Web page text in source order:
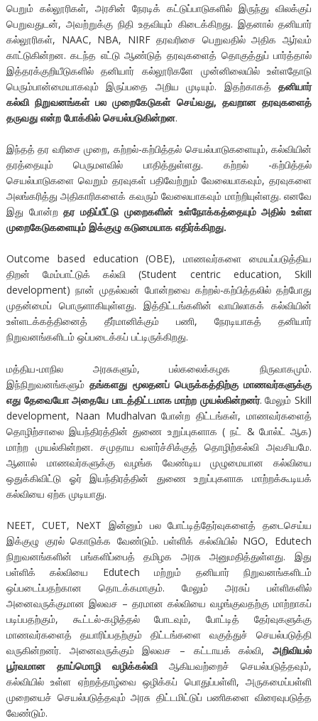
பெறும் கல்லூரிகள், அரசின் நேரடிக் கட்டுப்பாடுகளில் இருந்து விலக்குப்
பெறுவதுடன், அவற்றுக்கு நிதி உதவியும் கிடைக்கிறது. இதனால் தனியார்
கல்லூரிகள், NAAC, NBA, NIRF தரவரிசை பெறுவதில் அதிக ஆர்வம்
காட்டுகின்றன. கடந்த எட்டு ஆண்டுத் தரவுகளைத் தொகுத்துப் பார்த்தால்
இத்தரக்குறியீடுகளில் தனியார் கல்லூரிகளே முன்னிலையில் உள்ளதோடு
பெரும்பான்மையாகவும் இருப்பதை அறிய முடியும். இதற்காகத்தனியார்
கல்வி நிறுவனங்கள் பல முறைகேடுகள் செய்வது, தவறான தரவுகளைத்
தருவது என்ற போக்கில் செயல்படுகின்றன.
இந்தத் தர வரிசை முறை, கற்றல்-கற்பித்தல் செயல்பாடுகளையும், கல்வியின்
தரத்தையும் பெருமளவில் பாதித்துள்ளது. கற்றல் -கற்பித்தல்
செயல்பாடுகளை வெறும் தரவுகள் பதிவேற்றும் வேலையாகவும், தரவுகளை
அலங்கரித்து அதிகாரிகளைக் கவரும் வேலையாகவும் மாற்றியுள்ளது. எனவே
இது போன்றதர மதிப்பீட்டு முறைகளின் உள்நோக்கத்தையும் அதில் உள்ள
முறைகேடுகளையும் இக்குழு கடுமையாக எதிர்க்கிறது.
Outcome based education (OBE), மாணவர்களை மையப்படுத்திய
திறன் மேம்பாட்டுக் கல்வி (Student centric education, Skill
development) நான் முதல்வன் போன்றவை கற்றல்-கற்பித்தலில் தற்போது
முதன்மைப் பொருளாகியுள்ளது. இத்திட்டங்களின் வாயிலாகக் கல்வியின்
உள்ளடக்கத்தினைத் தீர்மானிக்கும் பணி, நேரடியாகத் தனியார்
நிறுவனங்களிடம் ஒப்படைக்கப் பட்டிருக்கிறது.
மத்திய-மாநில அரசுகளும், பல்கலைக்கழக நிருவாகமும்.
இந்நிறுவனங்களும்தங்களது மூலதனப் பெருக்கத்திற்கு மாணவர்களுக்கு
எது தேவையோ அதையே பாடத்திட்டமாக மாற்ற முயல்கின்றனர். மேலும் Skill
development, Naan Mudhalvan போன்ற திட்டங்கள், மாணவர்களைத்
தொழிற்சாலை இயந்திரத்தின் துணை உறுப்புகளாக ( நட் & போல்ட் ஆக)
மாற்ற முயல்கின்றன. சமுதாய வளர்ச்சிக்குத் தொழிற்கல்வி அவசியமே.
ஆனால் மாணவர்களுக்கு வழங்க வேண்டிய முழுமையான கல்வியை
ஒதுக்கிவிட்டு ஓர் இயந்திரத்தின் துணை உறுப்புகளாக மாற்றக்கூடியக்
கல்வியை ஏற்க முடியாது.
NEET, CUET, NeXT இன்னும் பல போட்டித்தேர்வுகளைத் தடைசெய்ய
இக்குழு குரல் கொடுக்க வேண்டும். பள்ளிக் கல்வியில் NGO, Edutech
நிறுவனங்களின் பங்களிப்பைத் தமிழக அரசு அனுமதித்துள்ளது. இது
பள்ளிக் கல்வியை Edutech மற்றும் தனியார் நிறுவனங்களிடம்
ஒப்படைப்பதற்கான தொடக்கமாகும். மேலும் அரசுப் பள்ளிகளில்
அனைவருக்குமான இலவச – தரமான கல்வியை வழங்குவதற்கு மாற்றாகப்
படிப்பதற்கும், கூட்டல்-கழித்தல் போடவும், போட்டித் தேர்வுகளுக்கு
மாணவர்களைத் தயாரிப்பதற்கும் திட்டங்களை வகுத்துச் செயல்படுத்தி
வருகின்றனர். அனைவருக்கும் இலவச – கட்டாயக் கல்வி,அறிவியல்
பூர்வமான தாய்மொழி வழிக்கல்விஆகியவற்றைச் செயல்படுத்தவும்,
கல்வியில் உள்ள ஏற்றத்தாழ்வை ஒழிக்கப் பொதுப்பள்ளி, அருகமைப்பள்ளி
முறையைச் செயல்படுத்தவும் அரசு திட்டமிட்டுப் பணிகளை விரைவுபடுத்த
வேண்டும்.